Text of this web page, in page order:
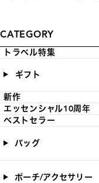
CATEGORY
トラベル特集
ギフト
新作
エッセンシャル10周年
ベストセラー
バッグ
ポーチ/アクセサリー